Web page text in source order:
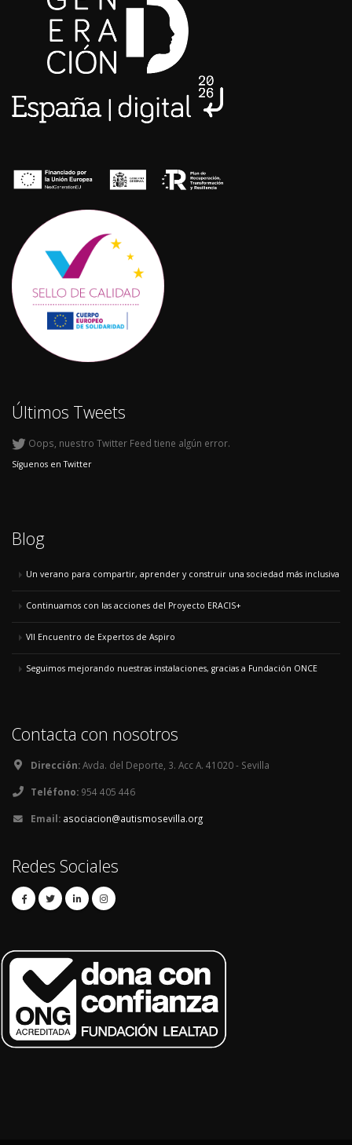
Últimos Tweets
Oops, nuestro Twitter Feed tiene algún error.
Síguenos en Twitter
Blog
Un verano para compartir, aprender y construir una sociedad más inclusiva
Continuamos con las acciones del Proyecto ERACIS+
VII Encuentro de Expertos de Aspiro
Seguimos mejorando nuestras instalaciones, gracias a Fundación ONCE
Contacta con nosotros
Dirección:Avda. del Deporte, 3. Acc A. 41020 - Sevilla
Teléfono: 954 405 446
Email: asociacion@autismosevilla.org
Redes Sociales